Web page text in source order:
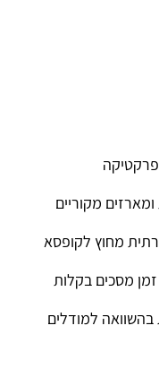
מקוריים
מסכים בקלות
בהשוואה למודלים